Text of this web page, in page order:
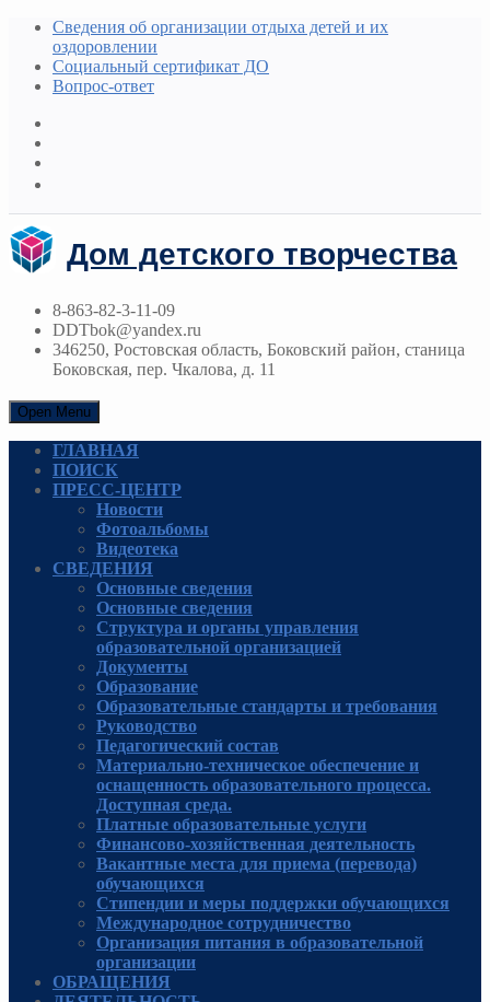
Сведения об организации отдыха детей и их
оздоровлении
Социальный сертификат ДО
Вопрос-ответ
Дом детского творчества
8-863-82-3-11-09
DDTbok@yandex.ru
346250, Ростовская область, Боковский район, станица
Боковская, пер. Чкалова, д. 11
Open Menu
ГЛАВНАЯ
ПОИСК
ПРЕСС-ЦЕНТР
Новости
Фотоальбомы
Видеотека
СВЕДЕНИЯ
Основные сведения
Основные сведения
Структура и органы управления
образовательной организацией
Документы
Образование
Образовательные стандарты и требования
Руководcтво
Педагогический состав
Материально-техническое обеспечение и
оснащенность образовательного процесса.
Доступная среда.
Платные образовательные услуги
Финансово-хозяйственная деятельность
Вакантные места для приема (перевода)
обучающихся
Стипендии и меры поддержки обучающихся
Международное сотрудничество
Организация питания в образовательной
организации
ОБРАЩЕНИЯ